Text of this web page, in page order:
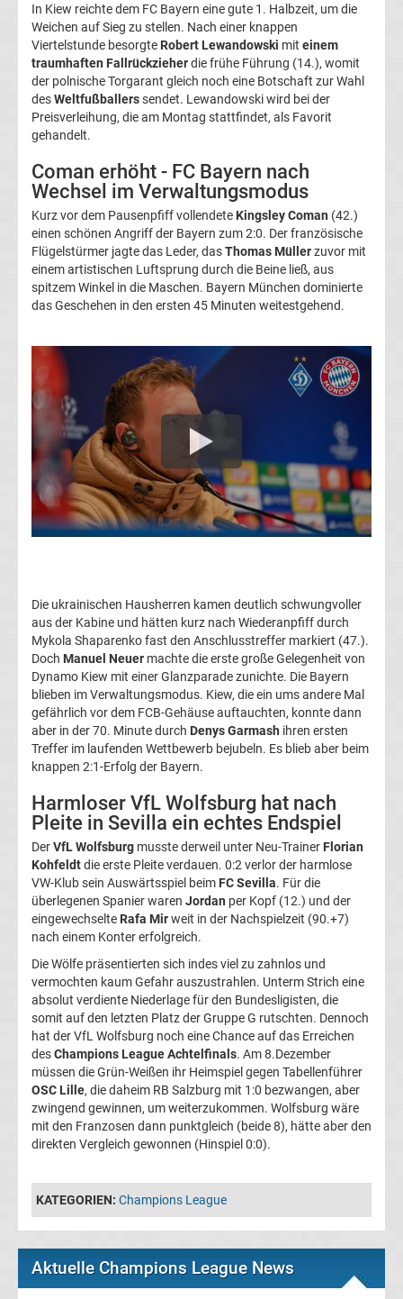
Lig
Internat.
Fußball
League
Fußball
Fußball
Frauenfußball
Amateurfußball
Transferticker
-
Meldungen
vom
Trainerentlassungen
Bundesliga
Porträts
Fußballklubs
Champions
League
Alle
Trainer
Champions
Sieger
In Kiew reichte dem FC Bayern eine gute 1. Halbzeit, um die
Weichen auf Sieg zu stellen. Nach einer knappen
Viertelstunde besorgte Robert Lewandowski mit einem
traumhaften Fallrückzieherdie frühe Führung (14.), womit
der polnische Torgarant gleich noch eine Botschaft zur Wahl
desWeltfußballerssendet. Lewandowski wird bei der
Preisverleihung, die am Montag stattfindet, als Favorit
gehandelt.
Coman erhöht - FC Bayern nach
Wechsel im Verwaltungsmodus
Kurz vor dem Pausenpfiff vollendete Kingsley Coman (42.)
einen schönen Angriff der Bayern zum 2:0. Der französische
Flügelstürmer jagte das Leder, dasThomas Müllerzuvor mit
einem artistischen Luftsprung durch die Beine ließ, aus
spitzem Winkel in die Maschen. Bayern München dominierte
das Geschehen in den ersten 45 Minuten weitestgehend.
Die ukrainischen Hausherren kamen deutlich schwungvoller
aus der Kabine und hätten kurz nach Wiederanpfiff durch
Mykola Shaparenko fast den Anschlusstreffer markiert (47.).
Doch Manuel Neuer machte die erste große Gelegenheit von
Dynamo Kiew mit einer Glanzparade zunichte. Die Bayern
blieben im Verwaltungsmodus. Kiew, die ein ums andere Mal
gefährlich vor dem FCB-Gehäuse auftauchten, konnte dann
aber in der 70. Minute durch Denys Garmash ihren ersten
Treffer im laufenden Wettbewerb bejubeln. Es blieb aber beim
knappen 2:1-Erfolg der Bayern.
Harmloser VfL Wolfsburg hat nach
Pleite in Sevilla ein echtes Endspiel
DerVfL Wolfsburg musste derweil unter Neu-Trainer Florian
Kohfeldtdie erste Pleite verdauen. 0:2 verlor der harmlose
VW-Klub sein Auswärtsspiel beim FC Sevilla. Für die
überlegenen Spanier waren Jordan per Kopf (12.) und der
eingewechselte Rafa Mirweit in der Nachspielzeit (90.+7)
nach einem Konter erfolgreich.
Die Wölfe präsentierten sich indes viel zu zahnlos und
vermochten kaum Gefahr auszustrahlen. Unterm Strich eine
absolut verdiente Niederlage für den Bundesligisten, die
somit auf den letzten Platz der Gruppe G rutschten. Dennoch
hat der VfL Wolfsburg noch eine Chance auf das Erreichen
desChampions League Achtelfinals. Am 8.Dezember
müssen die Grün-Weißen ihr Heimspiel gegen Tabellenführer
OSC Lille, die daheim RB Salzburg mit 1:0 bezwangen, aber
zwingend gewinnen, um weiterzukommen. Wolfsburg wäre
mit den Franzosen dann punktgleich (beide 8), hätte aber den
direkten Vergleich gewonnen (Hinspiel 0:0).
KATEGORIEN: Champions League
Aktuelle Champions League News